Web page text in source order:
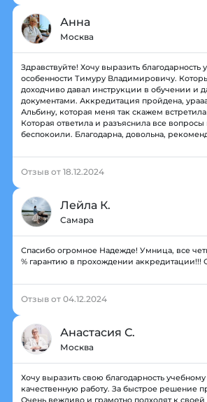
Анна
Москва
Здравствуйте! Хочу выразить благодарность
особенности Тимуру Владимировичу.
доходчиво давал инструкции в обучении и
документами. Аккредитация пройдена,
Альбину, которая меня так скажем
Которая ответила и разъяснила все
беспокоили. Благодарна, довольна,
Отзыв от 18.12.2024
Лейла К.
Самара
Спасибо огромное Надежде! Умница, все
% гарантию в прохождении аккредитации!!!
Отзыв от 04.12.2024
Анастасия С.
Москва
Хочу выразить свою благодарность
качественную работу. За быстрое решение
Очень вежливо и грамотно подходят к